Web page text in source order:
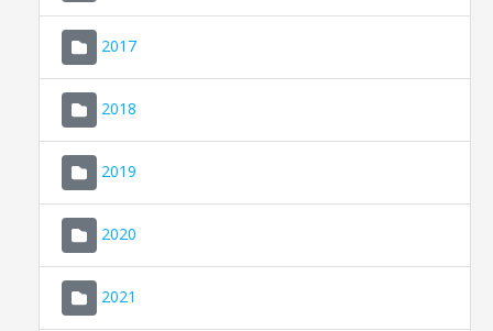
2017
2018
2019
2020
2021